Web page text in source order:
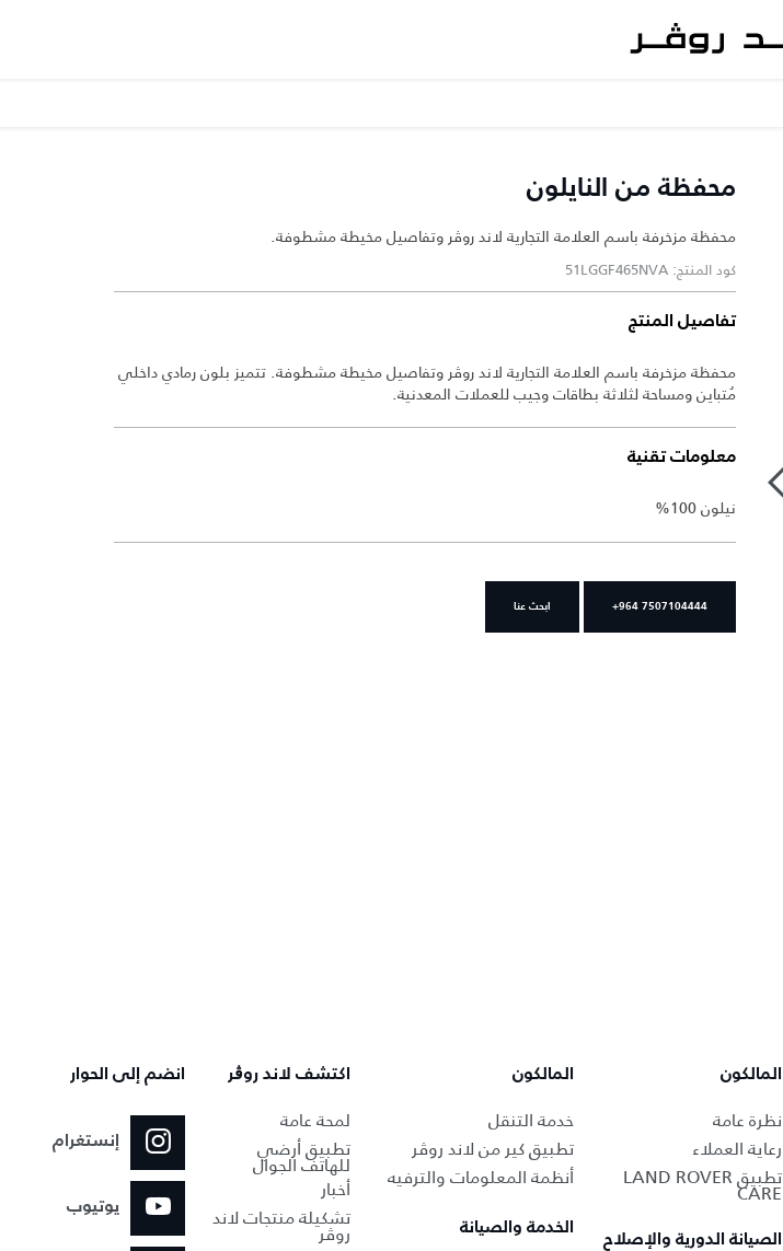
محفظة من النايلون
محفظة مزخرفة باسم العلامة التجارية لاند روڤر وتفاصيل مخيطة مشطوفة.
كود المنتج: 51LGGF465NVA
تفاصيل المنتج
محفظة مزخرفة باسم العلامة التجارية لاند روڤر وتفاصيل مخيطة مشطوفة. تتميز بلون رمادي داخلي
مُتباين ومساحة لثلاثة بطاقات وجيب للعملات المعدنية.
معلومات تقنية
نيلون 100%
+964 7507104444 ابحث عنا
المالكون
نظرة عامة
رعاية العملاء
تطبيق LAND ROVER
CARE
الصيانة الدورية والإصلاح
المالكون
خدمة التنقل
تطبيق كير من لاند روڤر
أنظمة المعلومات والترفيه
الخدمة والصيانة
اكتشف لاند روڨر
لمحة عامة
تطبيق أرضي
للهاتف الجوال
أخبار
تشكيلة منتجات لاند
روڤر
انضم إلى الحوار
إنستغرام
يوتيوب